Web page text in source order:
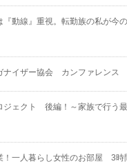
『動線』重視。転勤族の私が今
ナイザー協会 カンファレンス
ェクト 後編！～家族で行う
！一人暮らし女性のお部屋 3時